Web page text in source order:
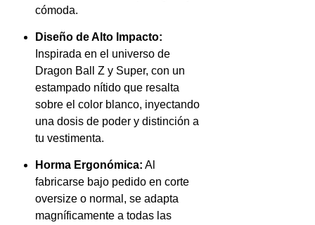
cómoda.
Diseño de Alto Impacto:
Inspirada en el universo de
Dragon Ball Z y Super, con un
estampado nítido que resalta
sobre el color blanco, inyectando
una dosis de poder y distinción a
tu vestimenta.
Horma Ergonómica: Al
fabricarse bajo pedido en corte
oversize o normal, se adapta
magníficamente a todas las